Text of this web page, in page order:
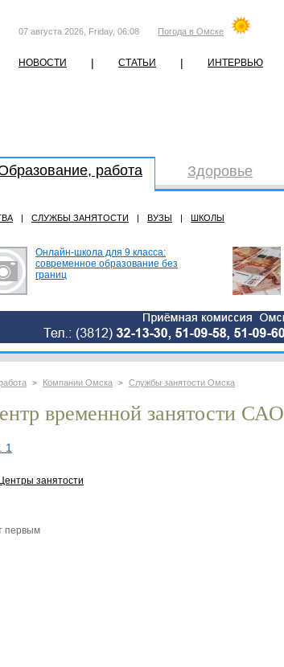
07 августа 2026, Friday, 06:08 Погода в Омске
НОВОСТИ | СТАТЬИ | ИНТЕРВЬЮ
работа Здоровье
| СЛУЖБЫ ЗАНЯТОСТИ | ВУЗЫ | ШКОЛЫ
Онлайн-школа для 9 класса:
современное образование без
границ
> Компании Омска > Службы занятости Омска
временной занятости САО
1
Центры занятости
первым